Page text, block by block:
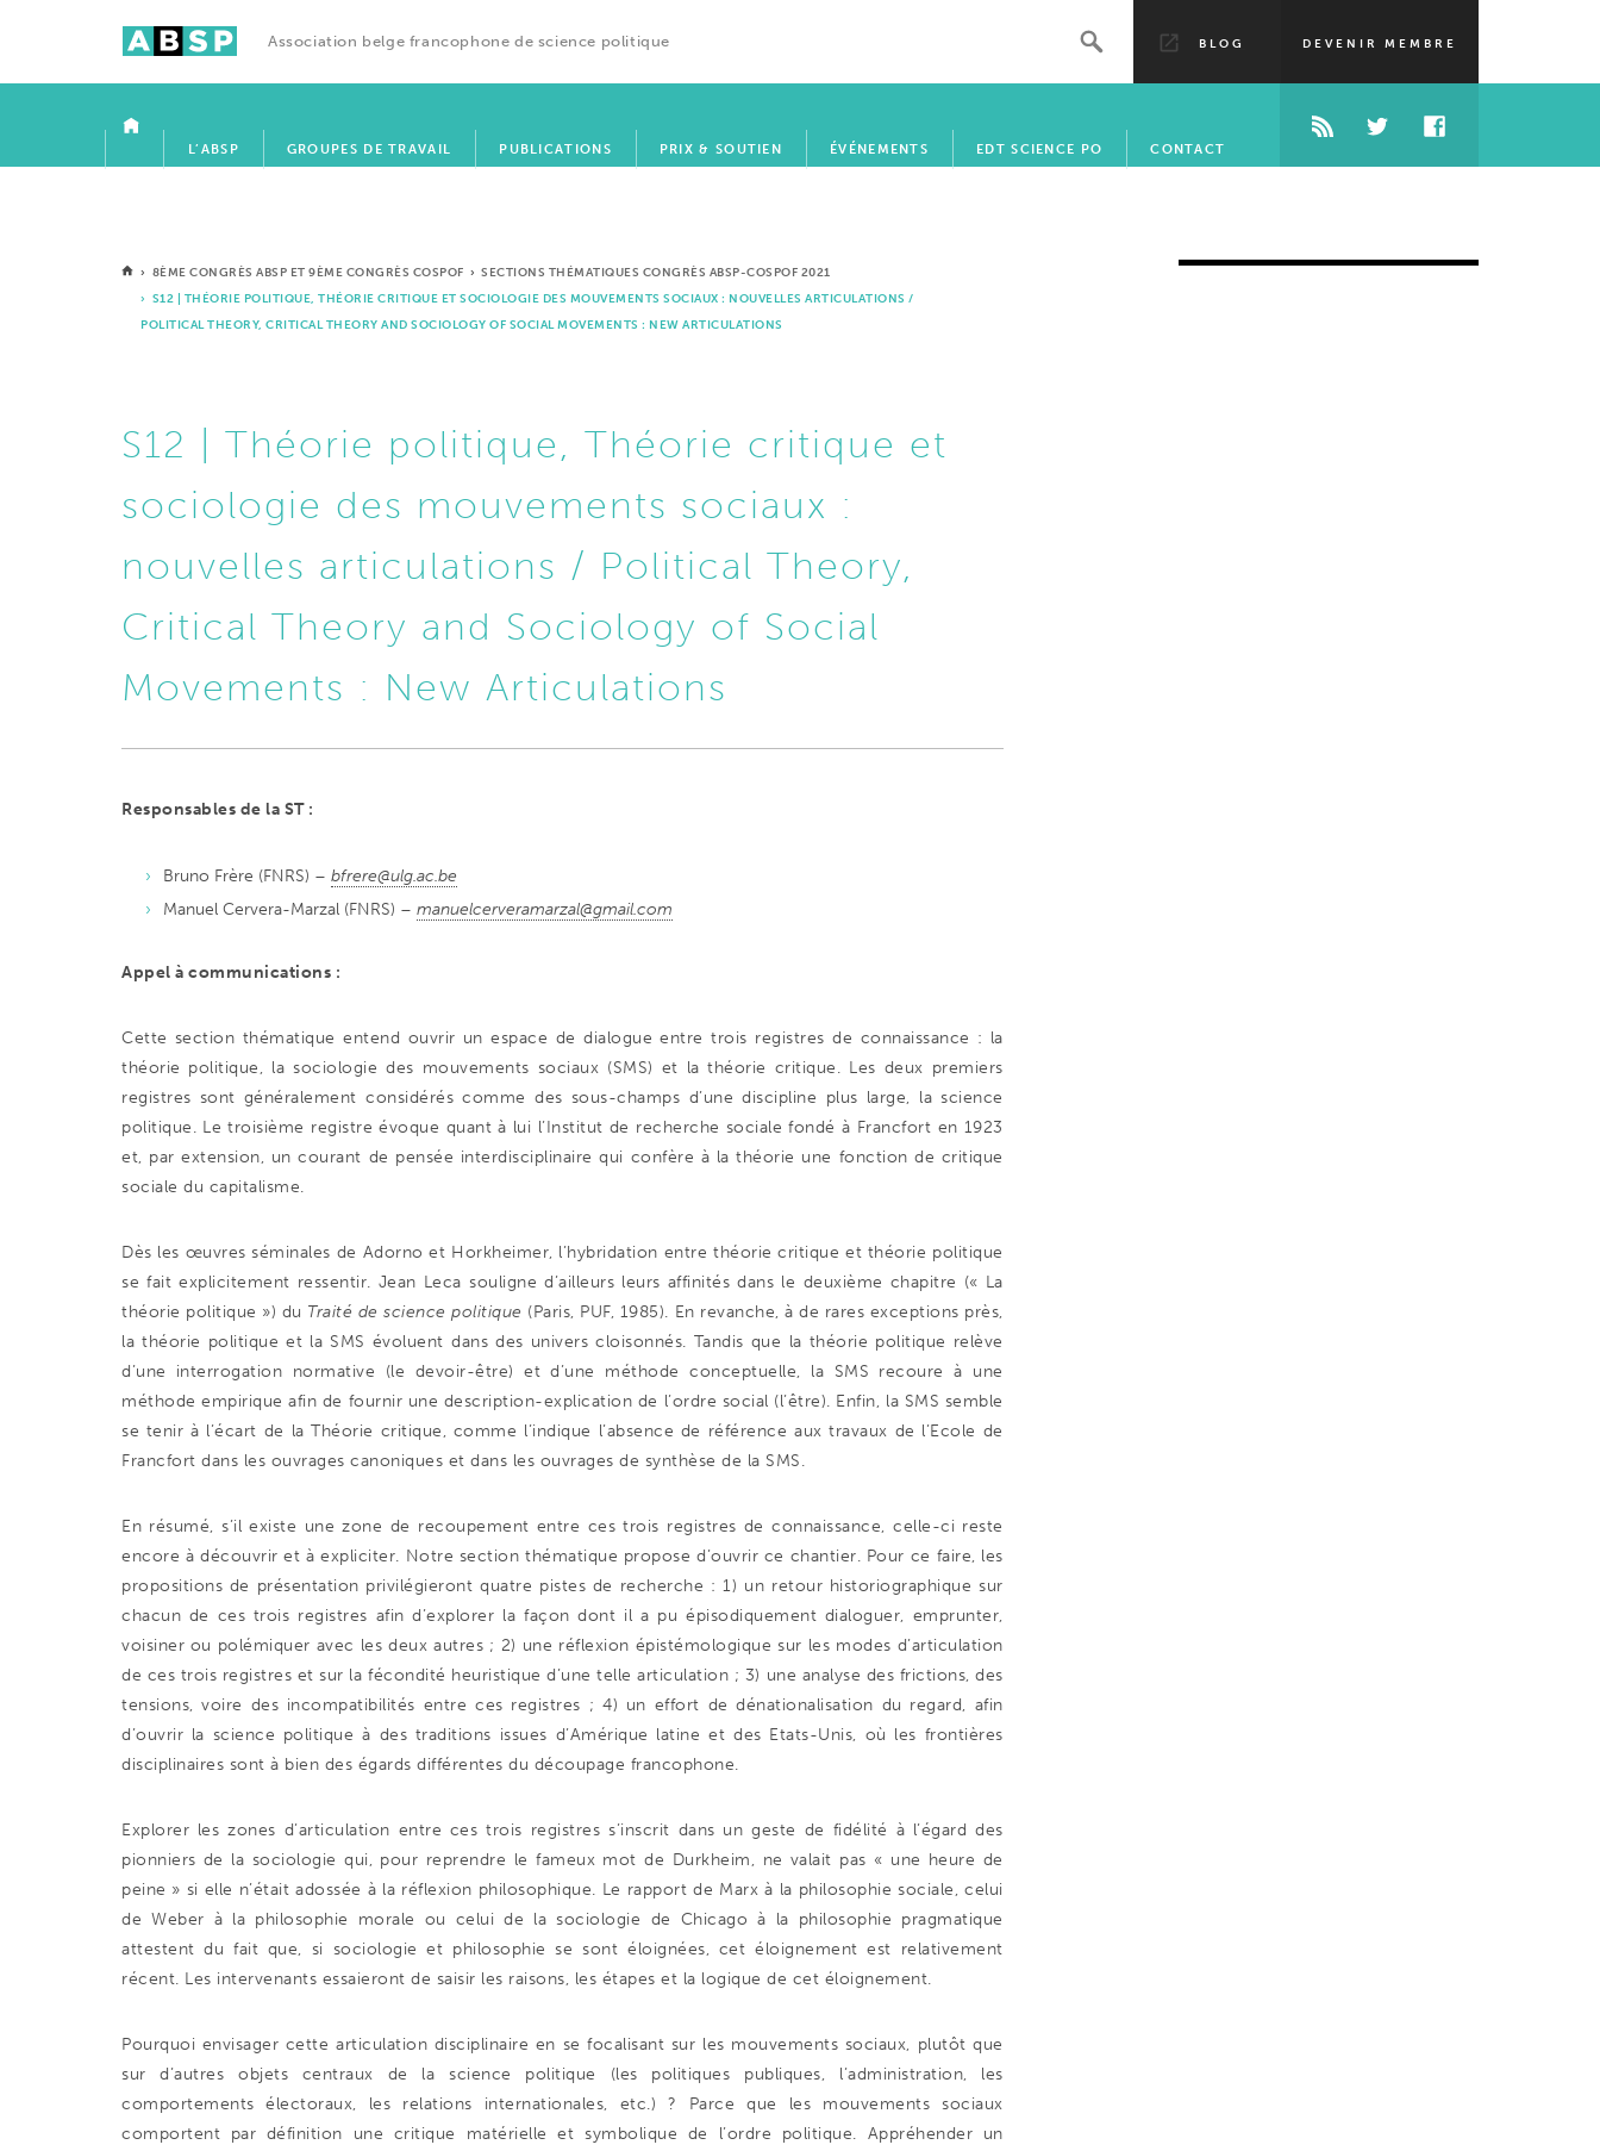
Association belge francophone de science politique DEVENIR MEMBRE
BLOG
ACCUEIL
L’ABSP
GROUPES DE TRAVAIL PUBLICATIONS PRIX & SOUTIEN ÉVÉNEMENTS EDT SCIENCE PO CONTACT
› 8ÈME CONGRÈS ABSP ET 9ÈME CONGRÈS COSPOF › SECTIONS THÉMATIQUES CONGRÈS ABSP-COSPOF 2021
› S12 | THÉORIE POLITIQUE, THÉORIE CRITIQUE ET SOCIOLOGIE DES MOUVEMENTS SOCIAUX : NOUVELLES ARTICULATIONS /
POLITICAL THEORY, CRITICAL THEORY AND SOCIOLOGY OF SOCIAL MOVEMENTS : NEW ARTICULATIONS
S12 | Théorie politique, Théorie critique et
sociologie des mouvements sociaux :
nouvelles articulations / Political Theory,
Critical Theory and Sociology of Social
Movements : New Articulations
Responsables de la ST :
Bruno Frère (FNRS) – bfrere@ulg.ac.be
Manuel Cervera-Marzal (FNRS) – manuelcerveramarzal@gmail.com
Appel à communications :
Cette section thématique entend ouvrir un espace de dialogue entre trois registres de connaissance : la
théorie politique, la sociologie des mouvements sociaux (SMS) et la théorie critique. Les deux premiers
registres sont généralement considérés comme des sous-champs d’une discipline plus large, la science
politique. Le troisième registre évoque quant à lui l’Institut de recherche sociale fondé à Francfort en 1923
et, par extension, un courant de pensée interdisciplinaire qui confère à la théorie une fonction de critique
sociale du capitalisme.
Dès les œuvres séminales de Adorno et Horkheimer, l’hybridation entre théorie critique et théorie politique
se fait explicitement ressentir. Jean Leca souligne d’ailleurs leurs affinités dans le deuxième chapitre (« La
théorie politique ») du Traité de science politique (Paris, PUF, 1985). En revanche, à de rares exceptions près,
la théorie politique et la SMS évoluent dans des univers cloisonnés. Tandis que la théorie politique relève
d’une interrogation normative (le devoir-être) et d’une méthode conceptuelle, la SMS recoure à une
méthode empirique afin de fournir une description-explication de l’ordre social (l’être). Enfin, la SMS semble
se tenir à l’écart de la Théorie critique, comme l’indique l’absence de référence aux travaux de l’Ecole de
Francfort dans les ouvrages canoniques et dans les ouvrages de synthèse de la SMS.
En résumé, s’il existe une zone de recoupement entre ces trois registres de connaissance, celle-ci reste
encore à découvrir et à expliciter. Notre section thématique propose d’ouvrir ce chantier. Pour ce faire, les
propositions de présentation privilégieront quatre pistes de recherche : 1) un retour historiographique sur
chacun de ces trois registres afin d’explorer la façon dont il a pu épisodiquement dialoguer, emprunter,
voisiner ou polémiquer avec les deux autres ; 2) une réflexion épistémologique sur les modes d’articulation
de ces trois registres et sur la fécondité heuristique d’une telle articulation ; 3) une analyse des frictions, des
tensions, voire des incompatibilités entre ces registres ; 4) un effort de dénationalisation du regard, afin
d’ouvrir la science politique à des traditions issues d’Amérique latine et des Etats-Unis, où les frontières
disciplinaires sont à bien des égards différentes du découpage francophone.
Explorer les zones d’articulation entre ces trois registres s’inscrit dans un geste de fidélité à l’égard des
pionniers de la sociologie qui, pour reprendre le fameux mot de Durkheim, ne valait pas « une heure de
peine » si elle n’était adossée à la réflexion philosophique. Le rapport de Marx à la philosophie sociale, celui
de Weber à la philosophie morale ou celui de la sociologie de Chicago à la philosophie pragmatique
attestent du fait que, si sociologie et philosophie se sont éloignées, cet éloignement est relativement
récent. Les intervenants essaieront de saisir les raisons, les étapes et la logique de cet éloignement.
Pourquoi envisager cette articulation disciplinaire en se focalisant sur les mouvements sociaux, plutôt que
sur d’autres objets centraux de la science politique (les politiques publiques, l’administration, les
comportements électoraux, les relations internationales, etc.) ? Parce que les mouvements sociaux
comportent par définition une critique matérielle et symbolique de l’ordre politique. Appréhender un